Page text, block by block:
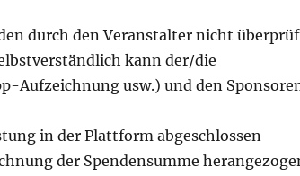
durch den Veranstalter nicht
kann der/die
Aufzeichnung usw.) und den
in der Plattform abgeschlossen
der Spendensumme